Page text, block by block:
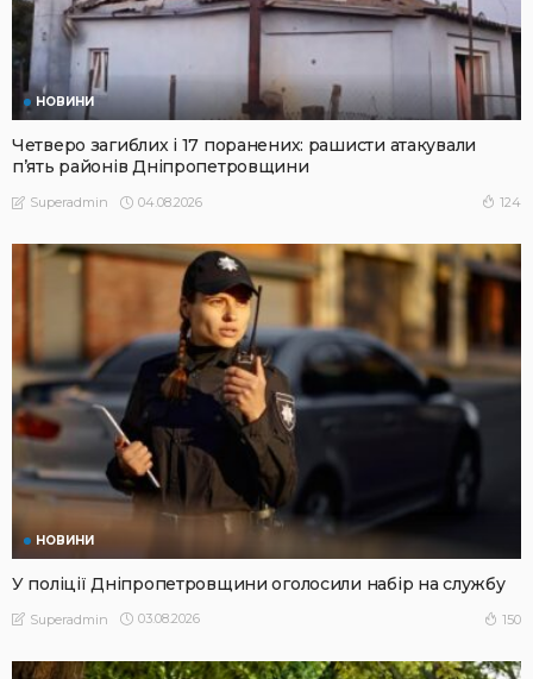
НОВИНИ
Четверо загиблих і 17 поранених: рашисти атакували
п’ять районів Дніпропетровщини
Superadmin 04.08.2026 124
НОВИНИ
У поліції Дніпропетровщини оголосили набір на службу
Superadmin 03.08.2026 150